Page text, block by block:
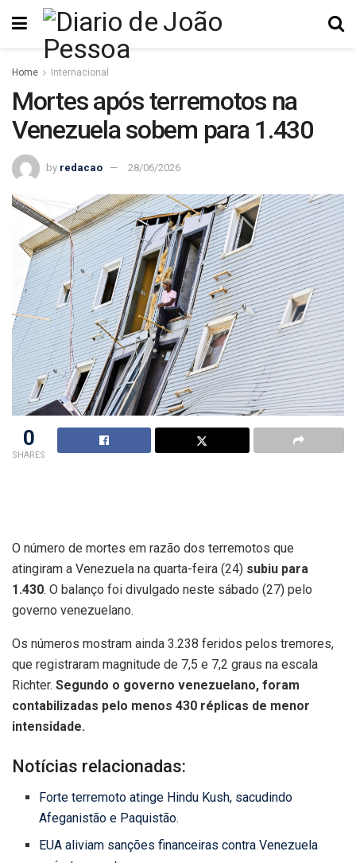
Home Internacional
Mortes após terremotos na
Venezuela sobem para 1.430
by redacao 28/06/2026
0
SHARES
O número de mortes em razão dos terremotos que
atingiram a Venezuela na quarta-feira (24) subiu para
1.430. O balanço foi divulgado neste sábado (27) pelo
governo venezuelano.
Os números mostram ainda 3.238 feridos pelos tremores,
que registraram magnitude de 7,5 e 7,2 graus na escala
Richter. Segundo o governo venezuelano, foram
contabilizadas pelo menos 430 réplicas de menor
intensidade.
Notícias relacionadas:
Forte terremoto atinge Hindu Kush, sacudindo
Afeganistão e Paquistão.
EUA aliviam sanções financeiras contra Venezuela